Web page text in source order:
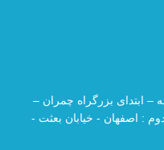
– ابتدای بزرگراه چمران –
56 ) شعبه دوم : اصفهان - خیابان بعثت -